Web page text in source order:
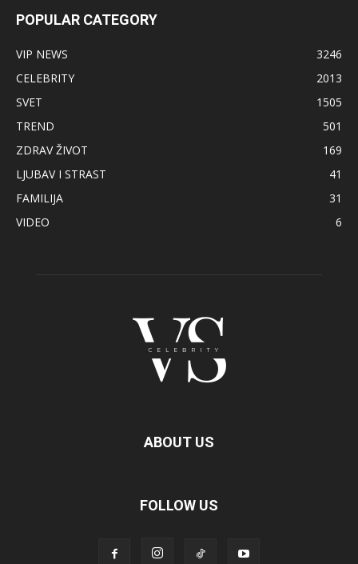
POPULAR CATEGORY
VIP NEWS
3246
CELEBRITY
2013
SVET
1505
TREND
501
ZDRAV ŽIVOT
169
LJUBAV I STRAST
41
FAMILIJA
31
VIDEO
6
ABOUT US
FOLLOW US